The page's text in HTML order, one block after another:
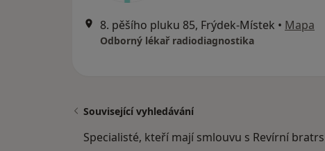
8. pěšího pluku 85, Frýdek-Místek • Mapa
Odborný lékař radiodiagnostika
Související vyhledávání
Specialisté, kteří mají smlouvu s Revírní